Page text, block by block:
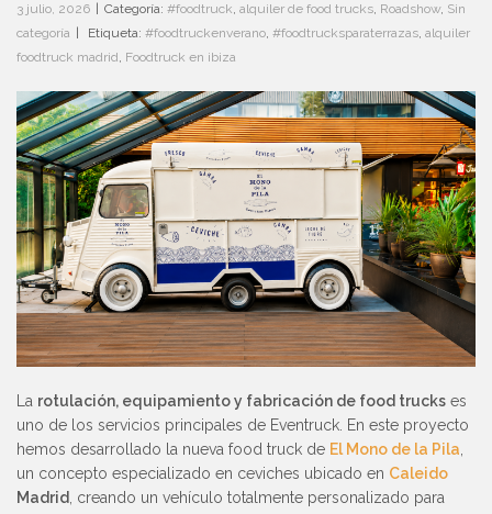
3 julio, 2026 Categoría: #foodtruck, alquiler de food trucks, Roadshow, Sin
categoría
Etiqueta: #foodtruckenverano, #foodtrucksparaterrazas, alquiler
foodtruck madrid, Foodtruck en ibiza
La rotulación, equipamiento y fabricación de food trucks es
uno de los servicios principales de Eventruck. En este proyecto
hemos desarrollado la nueva food truck de El Mono de la Pila,
un concepto especializado en ceviches ubicado en Caleido
Madrid, creando un vehículo totalmente personalizado para